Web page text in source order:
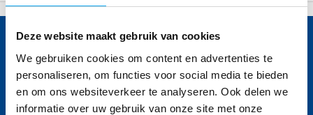
Deze website maakt gebruik van cookies
We gebruiken cookies om content en advertenties te
personaliseren, om functies voor social media te bieden
en om ons websiteverkeer te analyseren. Ook delen we
informatie over uw gebruik van onze site met onze
Voor vragen bel 040 236 45 06
Onze specialisten helpen u graag
Volg ons